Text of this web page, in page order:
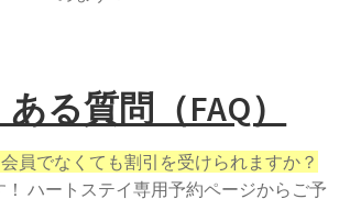
る質問（FAQ）
員でなくても割引を受けられますか？
！ ハートステイ専用予約ページからご予